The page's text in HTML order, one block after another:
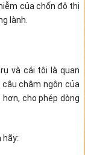
của chốn đô thị
lành.
và cái tôi là quan
châm ngôn của
cho phép dòng
hãy: